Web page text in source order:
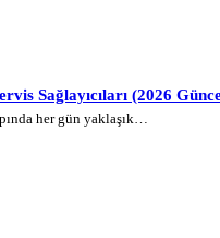
Sağlayıcıları (2026
her gün yaklaşık…